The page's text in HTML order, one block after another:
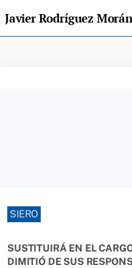
SIERO
SUSTITUIRÁ EN EL
DIMITIÓ DE SUS